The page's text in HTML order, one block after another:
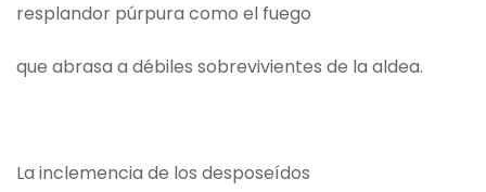
resplandor púrpura como el fuego
que abrasa a débiles sobrevivientes de la aldea.
La inclemencia de los desposeídos